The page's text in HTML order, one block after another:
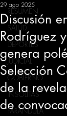
RESUMEN
SALUD
DEPORTES
JUDICIAL
GOBIERNO
INSÓLITAS
FARANDULA
Discusión
Rodríguez
genera
Selección
de la
de
29 ago 2025